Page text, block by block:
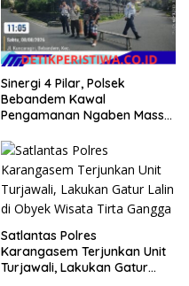
Sinergi 4 Pilar, Polsek
Bebandem Kawal
Pengamanan Ngaben Massal
Tihingan
Satlantas Polres
Karangasem Terjunkan Unit
Turjawali, Lakukan Gatur